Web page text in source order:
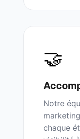
🤝
Notre
chaque